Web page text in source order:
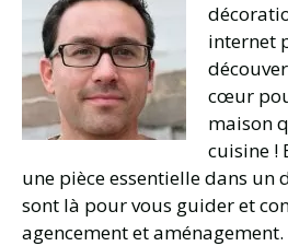
internet
cœur
maison
cuisine !
une pièce essentielle dans un
sont là pour vous guider et
agencement et aménagement.